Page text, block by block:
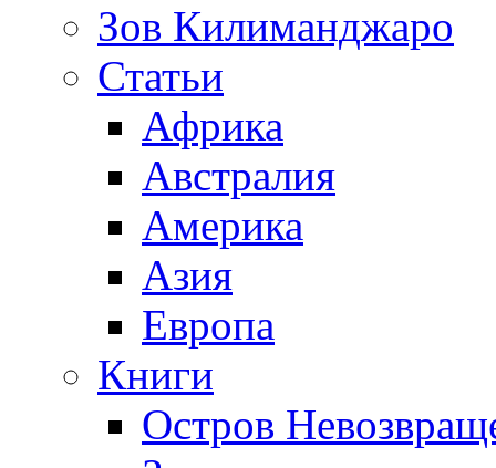
Зов Килиманджаро
Статьи
Африка
Австралия
Америка
Азия
Европа
Книги
Остров